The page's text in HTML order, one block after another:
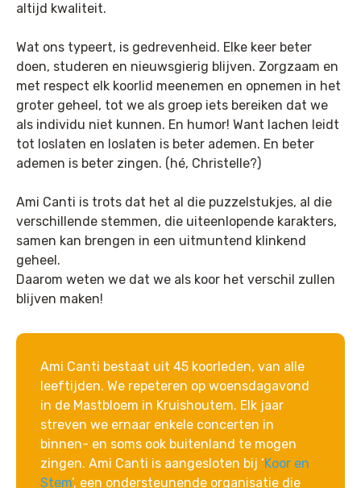
altijd kwaliteit.
Wat ons typeert, is gedrevenheid. Elke keer beter
doen, studeren en nieuwsgierig blijven. Zorgzaam en
met respect elk koorlid meenemen en opnemen in het
groter geheel, tot we als groep iets bereiken dat we
als individu niet kunnen. En humor! Want lachen leidt
tot loslaten en loslaten is beter ademen. En beter
ademen is beter zingen. (hé, Christelle?)
Ami Canti is trots dat het al die puzzelstukjes, al die
verschillende stemmen, die uiteenlopende karakters,
samen kan brengen in een uitmuntend klinkend
geheel.
Daarom weten we dat we als koor het verschil zullen
blijven maken!
Ami Canti bestaat uit 45 koorleden, van alle
leeftijden. We repeteren op woensdagavond
in de Mastbloem in Kruishoutem. Elk jaar
streven we ernaar enkele concerten in
binnen- en soms ook buitenland te mogen
zingen. Ami Canti is aangesloten bij ‘Koor en
Stem’, een ondersteunende organisatie die